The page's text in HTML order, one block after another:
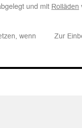
und mit Rolläden
wenn
Zur